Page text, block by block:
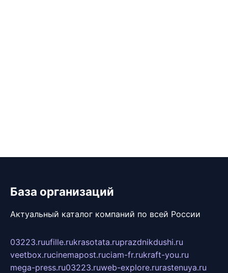
База организаций
Актуальный каталог компаний по всей России
03223.ruufille.rukrasotata.ruprazdnikdushi.ru
veetbox.rucinemapost.ruciam-fr.rukraft-you.ru
mega-press.ru03223.ruweb-explore.rurastenuya.ru